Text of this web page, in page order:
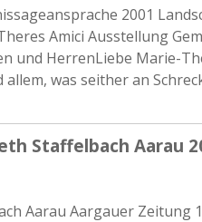
2001
Amici Ausstellung
und HerrenLiebe Marie-
was seither an
Staffelbach Aarau
Aarau Aargauer Zeitung